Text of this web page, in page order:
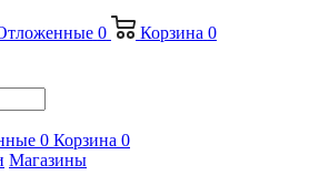
0 Корзина 0
0 Корзина 0
Магазины